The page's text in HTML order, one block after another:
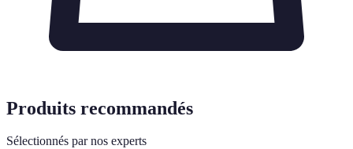
Produits recommandés
Sélectionnés par nos experts